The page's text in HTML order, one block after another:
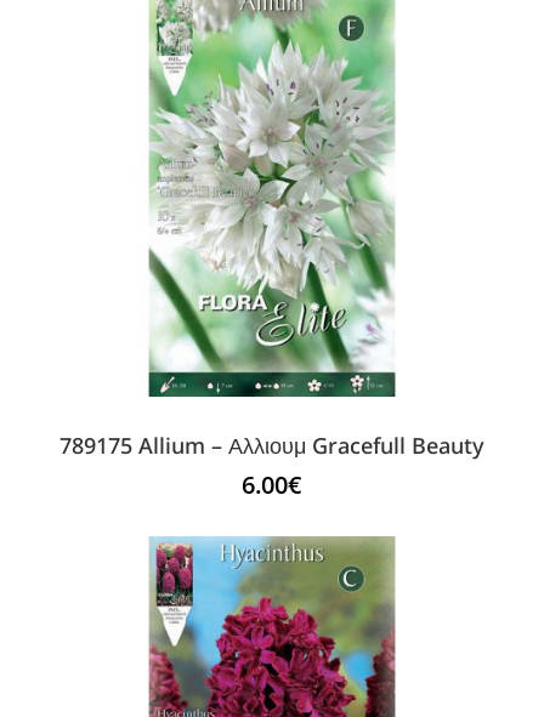
789175 Allium – Αλλιουμ Gracefull Beauty
6.00€